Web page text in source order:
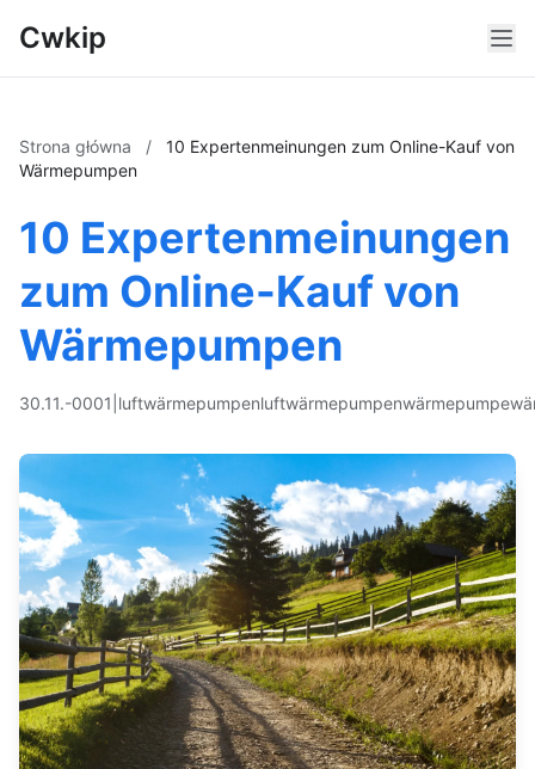
Cwkip
Strona główna /
10 Expertenmeinungen zum Online-Kauf von
Wärmepumpen
10 Expertenmeinungen
zum Online-Kauf von
Wärmepumpen
30.11.-0001 luftwärmepumpenluftwärmepumpenwärmepumpe